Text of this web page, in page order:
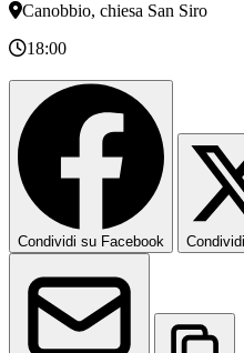
Canobbio, chiesa San Siro
18:00
Condividi su Facebook